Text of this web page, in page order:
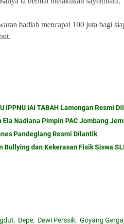
hadiah mencapai 100 juta bagi
IPPNU IAI TABAH Lamongan Resmi
Nadiana Pimpin PAC Jombang
Pandeglang Resmi Dilantik
Bullying dan Kekerasan Fisik Siswa
Depe Dewi Perssik Goyang